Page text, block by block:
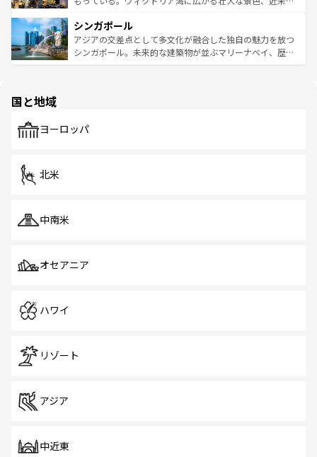
参照してほしい。
激する。気候は一年中温暖で、どの季節にも異なる楽しみ
が待っている。親しみやすいタイの人々、仏教を中心とし
た文化、そして多様な観光資源が、訪れる旅人を魅了し続
み、どこを訪れても感動するはず。観光スポットが密集し
ており、効率よく見どころを回れるのも魅力。息をのむよ
うな絶景から文化的な体験まで、香港を存分に楽しみ尽く
シンガポール
アジアの交差点として多文化が融合した独自の魅力を放つ
シンガポール。未来的な建築物が並ぶマリーナベイ、歴史
で、ホーカーズは地元の風情を楽しめる外せないスポット
国と地域
ヨーロッパ
北米
中南米
オセアニア
ハワイ
リゾート
アジア
中近東